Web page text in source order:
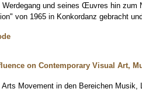
Werdegang und seines Œuvres hin zum
von 1965 in Konkordanz gebracht
on Contemporary Visual Art,
Movement in den Bereichen